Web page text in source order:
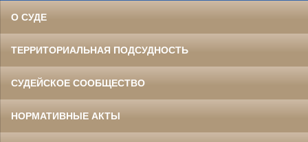
О СУДЕ
ТЕРРИТОРИАЛЬНАЯ ПОДСУДНОСТЬ
СУДЕЙСКОЕ СООБЩЕСТВО
НОРМАТИВНЫЕ АКТЫ